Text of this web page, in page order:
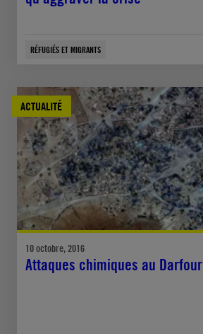
RÉFUGIÉS ET MIGRANTS
ACTUALITÉ
10 octobre, 2016
Attaques chimiques au Darfour